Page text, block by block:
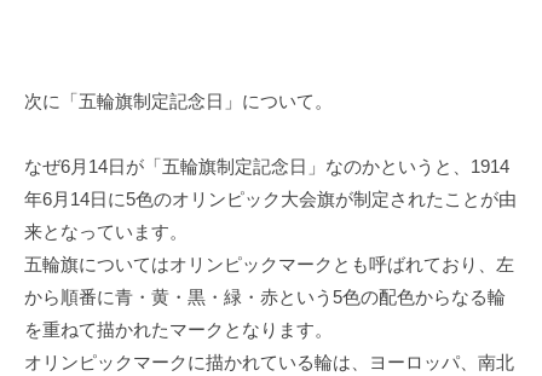
次に「五輪旗制定記念日」について。
なぜ6月14日が「五輪旗制定記念日」なのかというと、1914
年6月14日に5色のオリンピック大会旗が制定されたことが由
来となっています。
五輪旗についてはオリンピックマークとも呼ばれており、左
から順番に青・黄・黒・緑・赤という5色の配色からなる輪
を重ねて描かれたマークとなります。
オリンピックマークに描かれている輪は、ヨーロッパ、南北